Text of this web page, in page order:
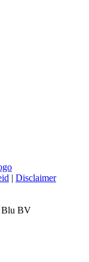
| Disclaimer
Blu BV